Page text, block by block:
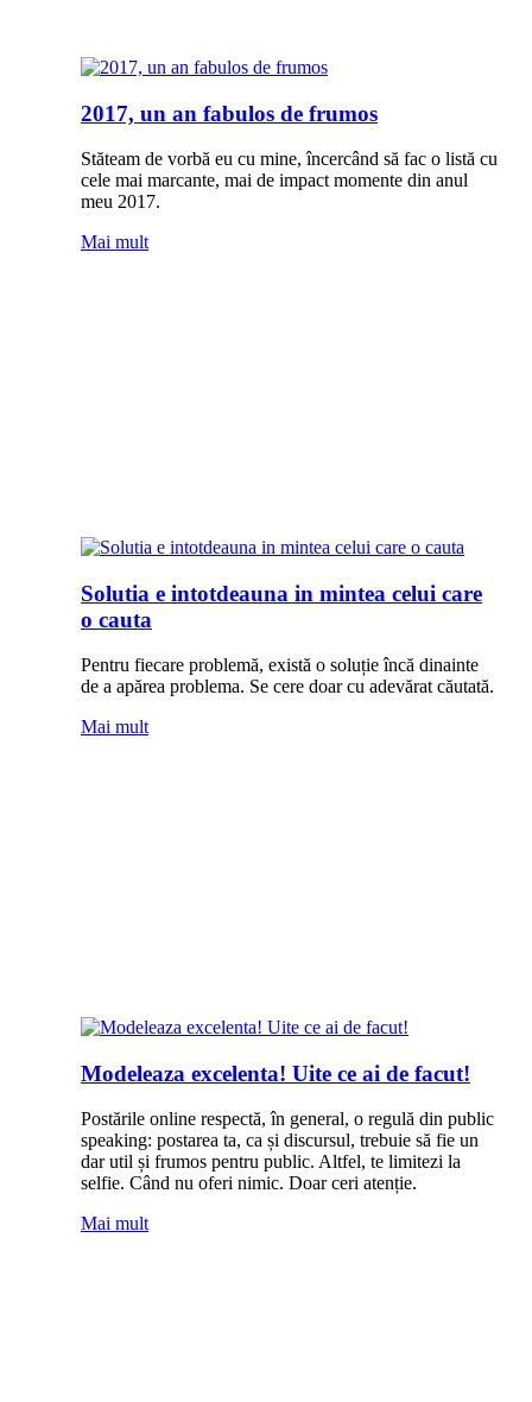
2017, un an fabulos de frumos
Stăteam de vorbă eu cu mine, încercând să fac o listă cu
cele mai marcante, mai de impact momente din anul
meu 2017.
Mai mult
Solutia e intotdeauna in mintea celui care
o cauta
Pentru fiecare problemă, există o ‪soluție‬ încă dinainte
de a apărea ‪problema‬. Se cere doar cu adevărat căutată.
Mai mult
Modeleaza excelenta! Uite ce ai de facut!
Postările online respectă, în general, o regulă din ‪‎public
speaking‬: postarea ta, ca și discursul, trebuie să fie un
dar util și frumos pentru public. Altfel, te limitezi la
‪‎selfie‬. Când nu oferi nimic. Doar ceri ‪‎atenție‬.
Mai mult